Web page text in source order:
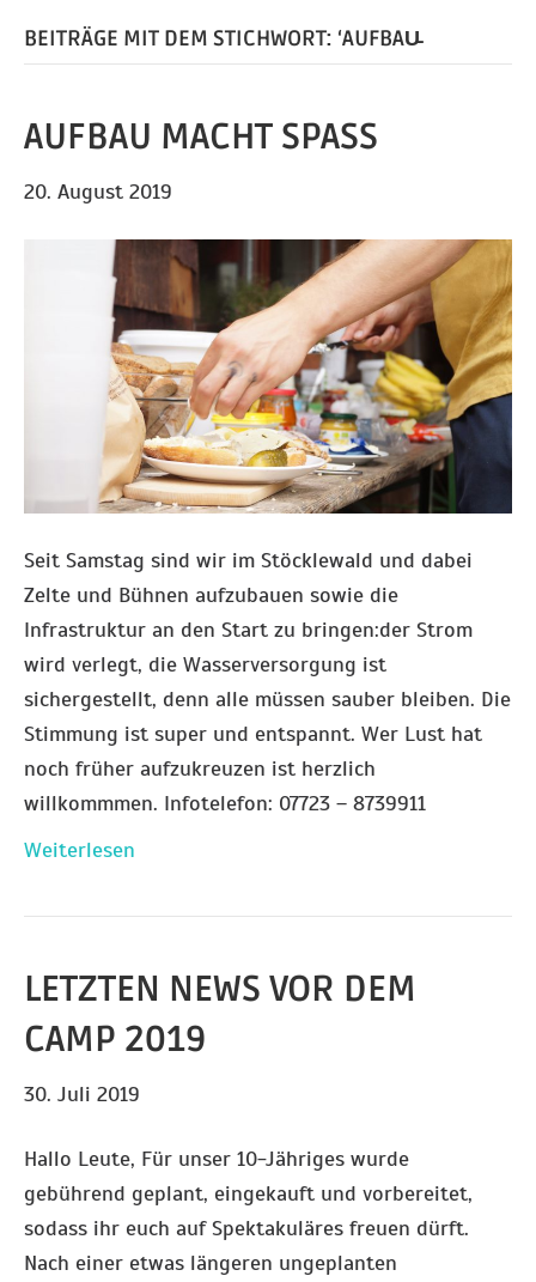
BEITRÄGE MIT DEM STICHWORT: ‘AUFBAU̵
AUFBAU MACHT SPASS
20. August 2019
Seit Samstag sind wir im Stöcklewald und dabei
Zelte und Bühnen aufzubauen sowie die
Infrastruktur an den Start zu bringen:der Strom
wird verlegt, die Wasserversorgung ist
sichergestellt, denn alle müssen sauber bleiben. Die
Stimmung ist super und entspannt. Wer Lust hat
noch früher aufzukreuzen ist herzlich
willkommmen. Infotelefon: 07723 – 8739911
Weiterlesen
LETZTEN NEWS VOR DEM
CAMP 2019
30. Juli 2019
Hallo Leute, Für unser 10-Jähriges wurde
gebührend geplant, eingekauft und vorbereitet,
sodass ihr euch auf Spektakuläres freuen dürft.
Nach einer etwas längeren ungeplanten